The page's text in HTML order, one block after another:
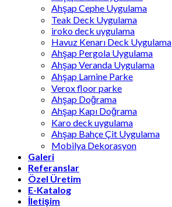
Ahşap Cephe Uygulama
Teak Deck Uygulama
iroko deck uygulama
Havuz Kenarı Deck Uygulama
Ahşap Pergola Uygulama
Ahşap Veranda Uygulama
Ahşap Lamine Parke
Verox floor parke
Ahşap Doğrama
Ahşap Kapı Doğrama
Karo deck uygulama
Ahşap Bahçe Çit Uygulama
Mobilya Dekorasyon
Galeri
Referanslar
Özel Üretim
E-Katalog
İletişim